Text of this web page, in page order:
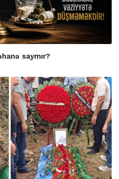
saymır?